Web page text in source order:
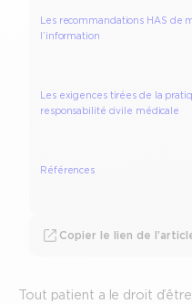
Tout patient a le droit
Les recommandations HAS de
l’information
Les exigences tirées de la
responsabilité civile médicale
Références
Copier le lien de